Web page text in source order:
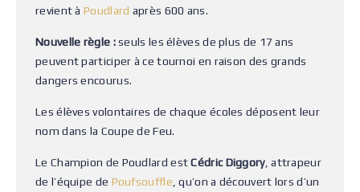
revient à Poudlard après 600 ans.
Nouvelle règle :seuls les élèves de plus de 17 ans
peuvent participer à ce tournoi en raison des grands
dangers encourus.
Les élèves volontaires de chaque écoles déposent leur
nom dans la Coupe de Feu.
Le Champion de Poudlard estCédric Diggory, attrapeur
de l’équipe de Poufsouffle , qu’on a découvert lors d’un